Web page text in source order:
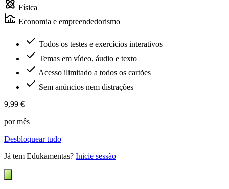
Física
Economia e empreendedorismo
Todos os testes e exercícios interativos
Temas em vídeo, áudio e texto
Acesso ilimitado a todos os cartões
Sem anúncios nem distrações
9,99 €
por mês
Desbloquear tudo
Já tem Edukamentas? Inicie sessão